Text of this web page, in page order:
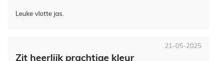
Leuke vlotte jas.
Zit heerlijk prachtige kleur
21-05-2025